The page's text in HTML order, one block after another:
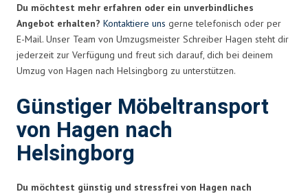
Du möchtest mehr erfahren oder ein unverbindliches
Angebot erhalten? Kontaktiere uns gerne telefonisch oder per
E-Mail. Unser Team von Umzugsmeister Schreiber Hagen steht dir
jederzeit zur Verfügung und freut sich darauf, dich bei deinem
Umzug von Hagen nach Helsingborg zu unterstützen.
Günstiger Möbeltransport
von Hagen nach
Helsingborg
Du möchtest günstig und stressfrei von Hagen nach